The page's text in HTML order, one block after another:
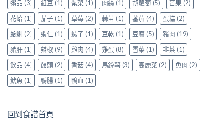
粥品 (3) 紅豆 (1) 紫菜 (1) 肉絲 (1) 胡蘿蔔 (5) 芒果 (2)
花蛤 (1) 茄子 (1) 草莓 (2) 蒜苗 (1) 蕃茄 (4) 蛋糕 (2)
蛤蜊 (2) 蝦仁 (1) 蝦子 (1) 豆乾 (1) 豆腐 (5) 豬肉 (19)
豬肝 (1) 辣椒 (9) 雞肉 (4) 雞蛋 (8) 雪菜 (1) 韭菜 (1)
飲品 (4) 饅頭 (2) 香菇 (4) 馬鈴薯 (3) 高麗菜 (2) 魚肉 (2)
魷魚 (1) 鴨腸 (1) 鴨血 (1)
回到食譜首頁